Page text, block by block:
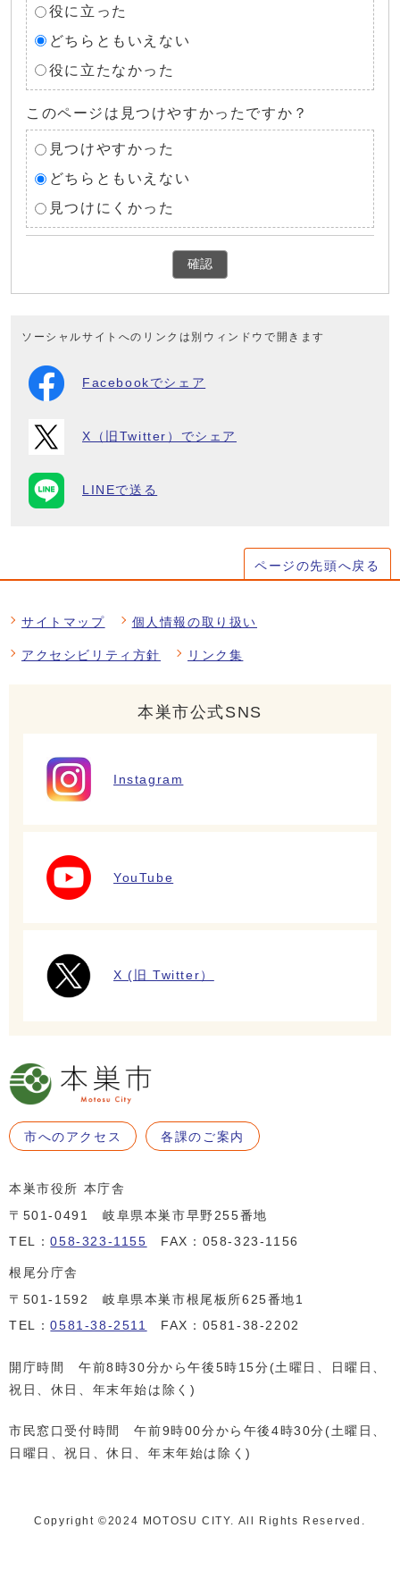
役に立った
どちらともいえない
役に立たなかった
このページは見つけやすかったですか？
見つけやすかった
どちらともいえない
見つけにくかった
確認
ソーシャルサイトへのリンクは別ウィンドウで開きます
Facebookでシェア
X（旧Twitter）でシェア
LINEで送る
ページの先頭へ戻る
サイトマップ 個人情報の取り扱い
アクセシビリティ方針 リンク集
本巣市公式SNS
Instagram
YouTube
X (旧 Twitter）
市へのアクセス 各課のご案内
本巣市役所 本庁舎
〒501-0491 岐阜県本巣市早野255番地
TEL：058-323-1155 FAX：058-323-1156
根尾分庁舎
〒501-1592 岐阜県本巣市根尾板所625番地1
TEL：0581-38-2511 FAX：0581-38-2202
開庁時間 午前8時30分から午後5時15分(土曜日、日曜日、
祝日、休日、年末年始は除く)
市民窓口受付時間 午前9時00分から午後4時30分(土曜日、
日曜日、祝日、休日、年末年始は除く)
Copyright ©️2024 MOTOSU CITY. All Rights Reserved.